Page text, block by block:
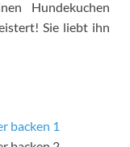
Hundekuchen
Sie liebt ihn